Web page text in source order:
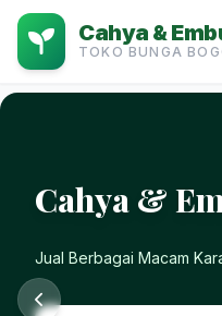
Cahya &
TOKO BUNGA
Cahya &
Jual Berbagai Macam